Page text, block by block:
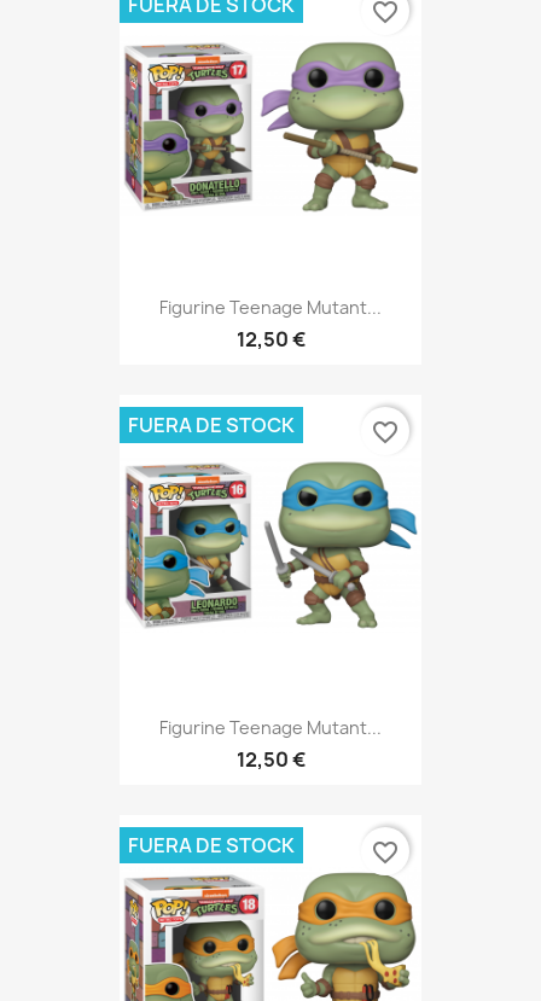
Figurine Teenage Mutant...
12,50 €
favorite_border
Figurine Teenage Mutant...
12,50 €
FUERA DE STOCK favorite_border
FUERA DE STOCK favorite_border